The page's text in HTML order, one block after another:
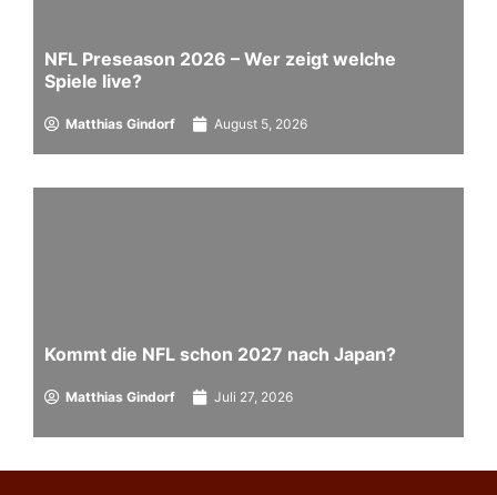
NFL Preseason 2026 – Wer zeigt welche
Spiele live?
Matthias Gindorf August 5, 2026
Kommt die NFL schon 2027 nach Japan?
Matthias Gindorf Juli 27, 2026